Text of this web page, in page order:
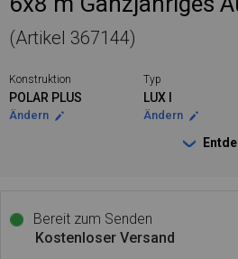
(Artikel 367144)
Konstruktion
POLAR PLUS
Ändern
Typ
LUX I
Ändern
Bereit zum Senden
Kostenloser Versand